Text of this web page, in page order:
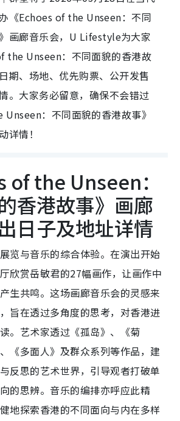
《Echoes of the Unseen：不同
画廊音乐会，U Lifestyle为大家
the Unseen：不同面貌的香港故
期、场地、优先购票、公开发售
。大家务必留意，确保不会错过
Unseen：不同面貌的香港故事》
详情！
of the Unseen：
香港故事》画廊
日子及地址详情
览与音乐的综合体验。在演出开始
欣赏岳敏君的27幅画作，让画作中
生共鸣。这场画廊音乐会的灵感来
旨在透过多角度的思考，对香港进
。艺术家透过《孤岛》、《菊
《多面人》及群众系列等作品，建
反思的艺术世界，引导观者打破单
的思辨。音乐的编排亦呼应此精
地探索香港的不同面向与内在多样